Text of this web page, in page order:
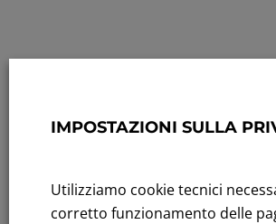
Rendicontazione di sostenibilità
Bandi di gara: Ultimi bandi
IMPOSTAZIONI SULLA
Utilizziamo cookie tecnici
corretto funzionamento delle